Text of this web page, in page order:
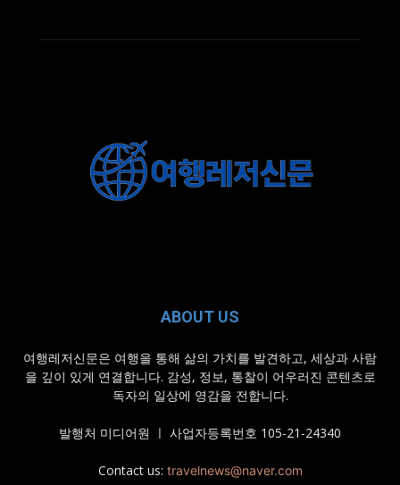
ABOUT US
여행레저신문은 여행을 통해 삶의 가치를 발견하고, 세상과 사람
을 깊이 있게 연결합니다. 감성, 정보, 통찰이 어우러진 콘텐츠로
독자의 일상에 영감을 전합니다.
발행처 미디어원 ㅣ 사업자등록번호 105-21-24340
Contact us: travelnews@naver.com